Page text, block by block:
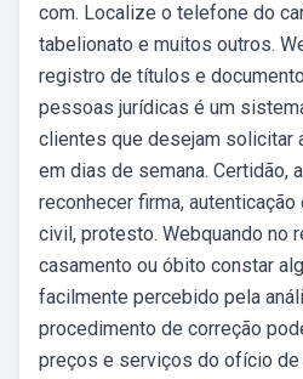
com. Localize o telefone do
tabelionato e muitos outros.
registro de títulos e
pessoas jurídicas é um
clientes que desejam solicitar
em dias de semana. Certidão,
reconhecer firma,
civil, protesto. Webquando no
casamento ou óbito constar
facilmente percebido pela
procedimento de correção
preços e serviços do ofício